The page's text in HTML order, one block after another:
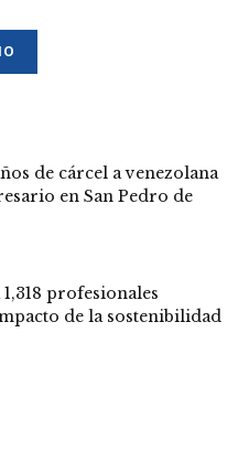
de cárcel a venezolana
en San Pedro de
profesionales
de la sostenibilidad